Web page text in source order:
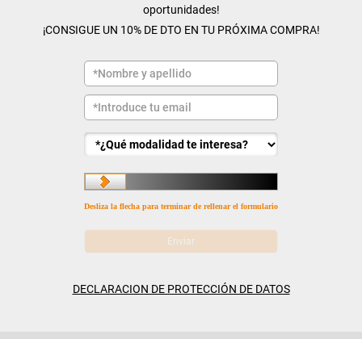
oportunidades!
¡CONSIGUE UN 10% DE DTO EN TU PRÓXIMA COMPRA!
Desliza la flecha para terminar de rellenar el formulario
DECLARACION DE PROTECCIÓN DE DATOS